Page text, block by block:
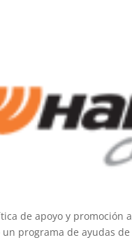
de apoyo y promoción
programa de ayudas